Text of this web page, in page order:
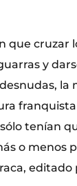
que cruzar
y
tenían
o menos